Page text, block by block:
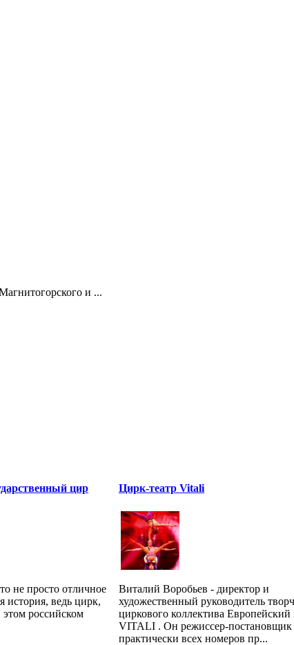
и ...
цир
не просто отличное
история, ведь цирк,
этом российском
Цирк-театр Vitali
Виталий Воробьев - директор и
художественный руководитель
циркового коллектива Европейский
VITALI . Он режиссер-постановщик
практически всех номеров пр...